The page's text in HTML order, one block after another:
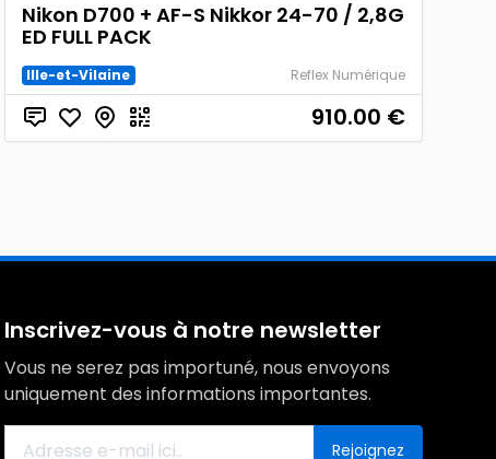
Nikon D700 + AF-S Nikkor 24-70 / 2,8G
ED FULL PACK
Ille-et-Vilaine Reflex Numérique
910.00 €
Inscrivez-vous à notre newsletter
Vous ne serez pas importuné, nous envoyons
uniquement des informations importantes.
Rejoignez